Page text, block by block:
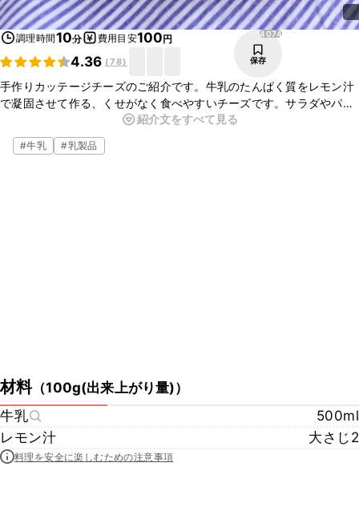
調理時間10分 費用目安100円
4.36 (78)
4074
保存
手作りカッテージチーズのご紹介です。牛乳のたんぱく質をレモン汁
で凝固させて作る、くせがなく食べやすいチーズです。サラダやパス
タにトッピングするのはもちろん、ジャムやフルーツソースをかけれ
ばデザート感覚で食べられますよ。ぜひお試しくださいね。
紹介文をすべて見る
#牛乳 #乳製品
材料（100g(出来上がり量)）
牛乳
500ml
レモン汁
大さじ2
料理を安全に楽しむための注意事項